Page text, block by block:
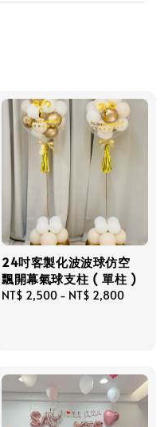
24吋客製化波波球仿空
飄開幕氣球支柱 ( 單柱 )
Regular
NT$ 2,500 - NT$ 2,800